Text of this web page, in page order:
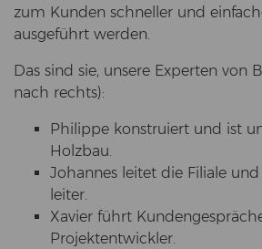
zum Kun­den schnel­ler und
aus­ge­führt wer­den.
Das sind sie, un­se­re Ex­per­ten von
nach rechts):
Phil­ip­pe kon­stru­iert und ist
Holz­bau.
Jo­han­nes lei­tet die Fi­lia­le
lei­ter.
Xa­vier führt
Pro­jekt­ent­wick­ler.